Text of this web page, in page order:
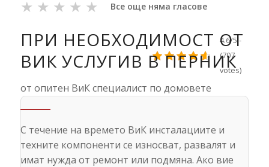
★
★
★
★
★ Все още няма гласове
ПРИ НЕОБХОДИМОСТ ОТ
ВИК УСЛУГИВ В ПЕРНИК
от опитен ВиК специалист по домовете
С течение на времето ВиК инсталациите и
техните компоненти се износват, развалят и
имат нужда от ремонт или подмяна. Ако вие
4.6/5 -
(707
votes)